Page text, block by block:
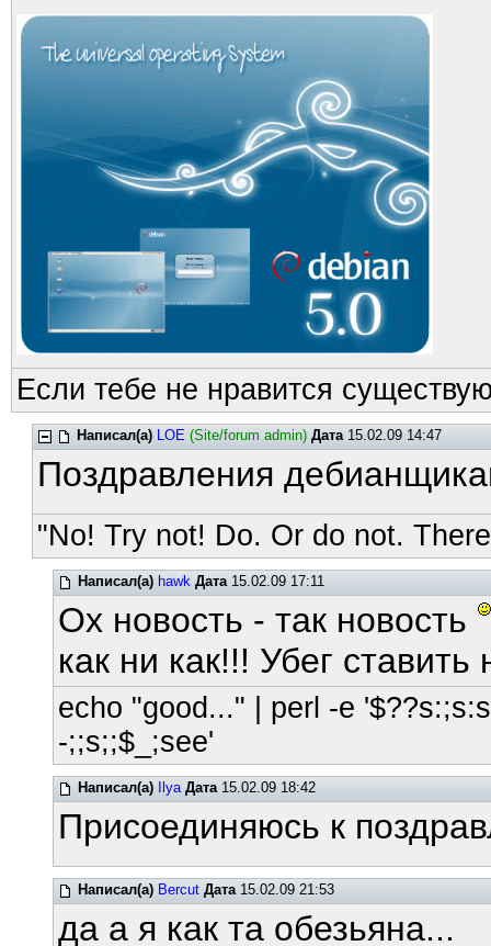
Если тебе не нравится
Написал(а) LOE (Site/forum admin) Дата15.02.09 14:47
Поздравления
"No! Try not! Do. Or do not.
Написал(а) hawk Дата15.02.09 17:11
Ох новость - так новость
как ни как!!! Убег ставить
echo "good..." | perl -e
-;;s;;$_;see'
Написал(а) Ilya Дата15.02.09 18:42
Присоединяюсь к
Написал(а) Bercut Дата15.02.09 21:53
да а я как та обезьяна...